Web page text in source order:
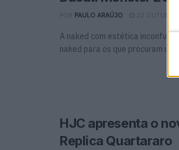
PAULO ARAÚJO 23
A naked com estética
naked para os que procuram
HJC apresenta o
Replica Quartararo